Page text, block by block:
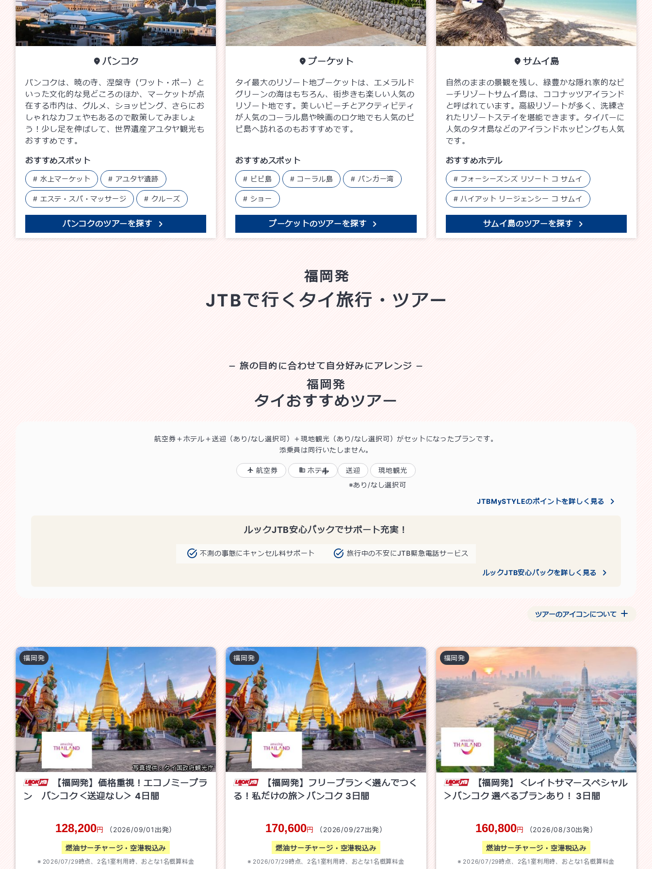
バンコク
バンコクは、暁の寺、涅槃寺（ワット・ポー）と
いった文化的な見どころのほか、マーケットが点
在する市内は、グルメ、ショッピング、さらにお
しゃれなカフェやもあるので散策してみましょ
う！少し足を伸ばして、世界遺産アユタヤ観光も
おすすめです。
おすすめスポット
水上マーケット アユタヤ遺跡
エステ・スパ・マッサージ クルーズ
バンコクのツアーを探す
プーケット
タイ最大のリゾート地プーケットは、エメラルド
グリーンの海はもちろん、街歩きも楽しい人気の
リゾート地です。美しいビーチとアクティビティ
が人気のコーラル島や映画のロケ地でも人気のピ
ピ島へ訪れるのもおすすめです。
おすすめスポット
ピピ島 コーラル島 パンガー湾
ショー
プーケットのツアーを探す
サムイ島
自然のままの景観を残し、緑豊かな隠れ家的なビ
ーチリゾートサムイ島は、ココナッツアイランド
と呼ばれています。高級リゾートが多く、洗練さ
れたリゾートステイを堪能できます。タイバーに
人気のタオ島などのアイランドホッピングも人気
です。
おすすめホテル
フォーシーズンズ リゾート コ サムイ
ハイアット リージェンシー コ サムイ
サムイ島のツアーを探す
福岡発
JTBで行くタイ旅行・ツアー
福岡発
タイおすすめツアー
旅の目的に合わせて自分好みにアレンジ
航空券＋ホテル＋送迎（あり/なし選択可）＋現地観光（あり/なし選択可）がセットになったプランです。
添乗員は同行いたしません。
航空券 ホテル 送迎
現地観光
あり/なし選択可
JTBMySTYLEのポイントを詳しく見る
ルックJTB安心パックでサポート充実！
不測の事態にキャンセル料サポート 旅行中の不安にJTB緊急電話サービス
ルックJTB安心パックを詳しく見る
ツアーのアイコンについて
【福岡発】価格重視！エコノミープラ
ン バンコク＜送迎なし＞ 4日間
福岡発
128,200円 （2026/09/01 出発）
燃油サーチャージ・空港税込み
2026/07/29時点、 2名1室利用時、おとな1名概算料金
写真提供：タイ国政府観光庁
【福岡発】フリープラン＜選んでつく
る！私だけの旅＞バンコク 3日間
福岡発
170,600円 （2026/09/27出発）
燃油サーチャージ・空港税込み
2026/07/29時点、 2名1室利用時、おとな1名概算料金
【福岡発】＜レイトサマースペシャル
＞バンコク 選べるプランあり！
3日間
福岡発
160,800円 （2026/08/30出発）
燃油サーチャージ・空港税込み
2026/07/29時点、 2名1室利用時、おとな1名概算料金